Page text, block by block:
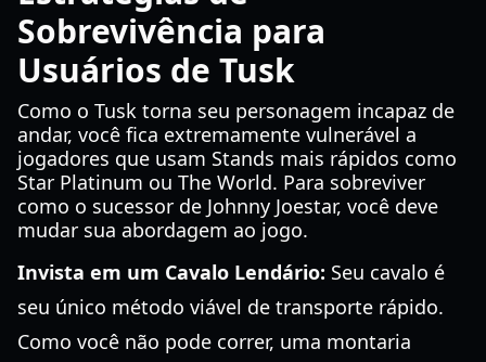
Sobrevivência para
Usuários de Tusk
Como o Tusk torna seu personagem incapaz de
andar, você fica extremamente vulnerável a
jogadores que usam Stands mais rápidos como
Star Platinum ou The World. Para sobreviver
como o sucessor de Johnny Joestar, você deve
mudar sua abordagem ao jogo.
Invista em um Cavalo Lendário: Seu cavalo é
seu único método viável de transporte rápido.
Como você não pode correr, uma montaria